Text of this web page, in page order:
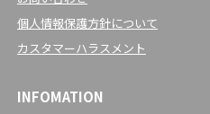
個人情報保護方針について
カスタマーハラスメント
INFOMATION